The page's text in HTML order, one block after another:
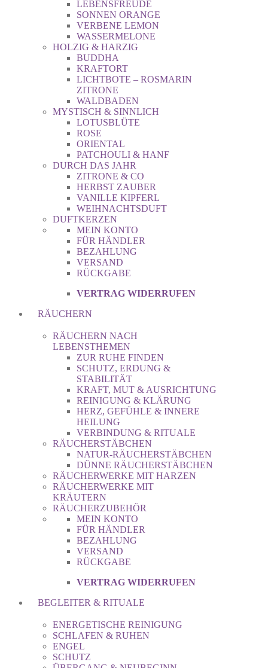
LEBENSFREUDE
SONNEN ORANGE
VERBENE LEMON
WASSERMELONE
HOLZIG & HARZIG
BUDDHA
KRAFTORT
LICHTBOTE – ROSMARIN
ZITRONE
WALDBADEN
MYSTISCH & SINNLICH
LOTUSBLÜTE
ROSE
ORIENTAL
PATCHOULI & HANF
DURCH DAS JAHR
ZITRONE & CO
HERBST ZAUBER
VANILLE KIPFERL
WEIHNACHTSDUFT
DUFTKERZEN
MEIN KONTO
FÜR HÄNDLER
BEZAHLUNG
VERSAND
RÜCKGABE
VERTRAG WIDERRUFEN
RÄUCHERN
RÄUCHERN NACH
LEBENSTHEMEN
ZUR RUHE FINDEN
SCHUTZ, ERDUNG &
STABILITÄT
KRAFT, MUT & AUSRICHTUNG
REINIGUNG & KLÄRUNG
HERZ, GEFÜHLE & INNERE
HEILUNG
VERBINDUNG & RITUALE
RÄUCHERSTÄBCHEN
NATUR-RÄUCHERSTÄBCHEN
DÜNNE RÄUCHERSTÄBCHEN
RÄUCHERWERKE MIT HARZEN
RÄUCHERWERKE MIT
KRÄUTERN
RÄUCHERZUBEHÖR
MEIN KONTO
FÜR HÄNDLER
BEZAHLUNG
VERSAND
RÜCKGABE
VERTRAG WIDERRUFEN
BEGLEITER & RITUALE
ENERGETISCHE REINIGUNG
SCHLAFEN & RUHEN
ENGEL
SCHUTZ